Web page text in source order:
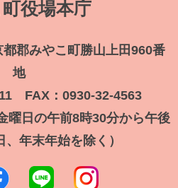
役場本庁
郡みやこ町勝山上田960番
地
FAX：0930-32-4563
曜日の午前8時30分から午後
、年末年始を除く）